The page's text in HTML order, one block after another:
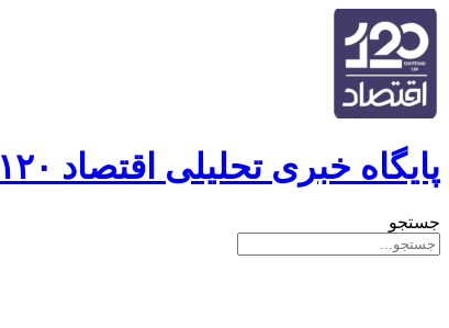
پایگاه خبری تحلیلی اقتصاد ۱۲۰
جستجو